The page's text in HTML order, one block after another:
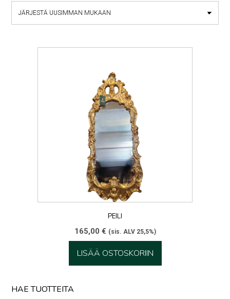
PEILI
165,00 € (sis. ALV 25,5%)
LISÄÄ OSTOSKORIIN
HAE TUOTTEITA